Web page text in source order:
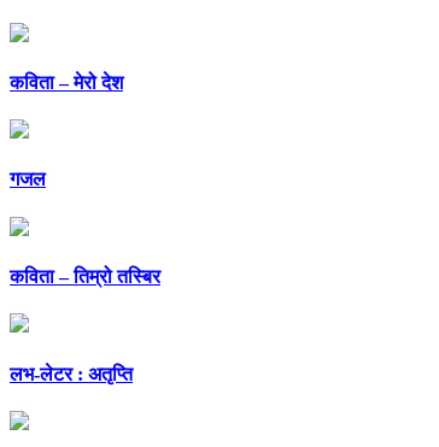
कविता – मेरो देश
गजल
कविता – तिम्रो तस्बिर
लभ-लेटर : अतृप्ति